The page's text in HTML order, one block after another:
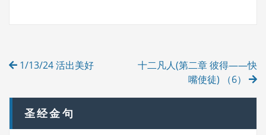
E
Post
1/13/24 活出美好
十二凡人(第二章 彼得——快
嘴使徒) （6）
圣经金句